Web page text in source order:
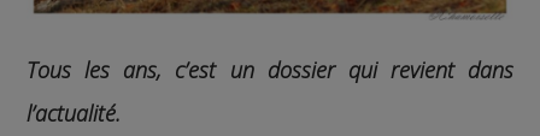
Tous les ans, c’est un dossier qui revient dans
l’actualité.